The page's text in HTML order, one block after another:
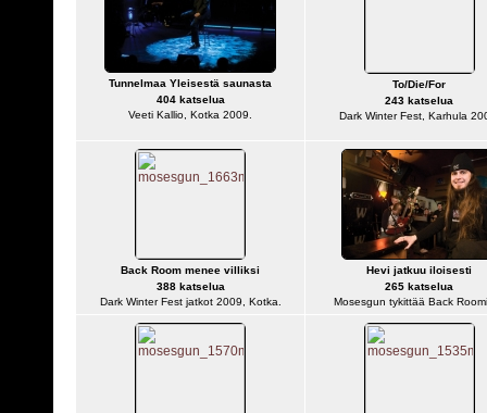
Tunnelmaa Yleisestä saunasta
404 katselua
Veeti Kallio, Kotka 2009.
To/Die/For
243 katselua
Dark Winter Fest, Karhula
Back Room menee villiksi
388 katselua
Dark Winter Fest jatkot 2009, Kotka.
Hevi jatkuu iloisesti
265 katselua
Mosesgun tykittää Back